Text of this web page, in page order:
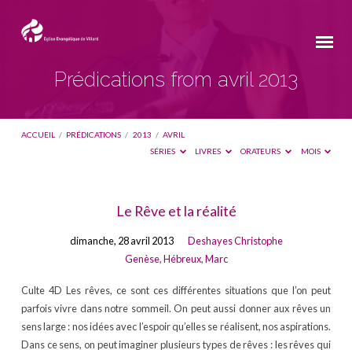
Prédications from avril 2013
ACCUEIL / PRÉDICATIONS / 2013 / AVRIL
SÉRIES
LIVRES ORATEURS MOIS
PrédicationsLe Rêve et la réalité
dimanche, 28 avril 2013
Deshayes Christophe
Genèse,Hébreux,Marc
Culte 4D Les rêves, ce sont ces différentes situations que l’on peut
parfois vivre dans notre sommeil. On peut aussi donner aux rêves un
sens large : nos idées avec l’espoir qu’elles se réalisent, nos aspirations.
Dans ce sens, on peut imaginer plusieurs types de rêves : les rêves qui